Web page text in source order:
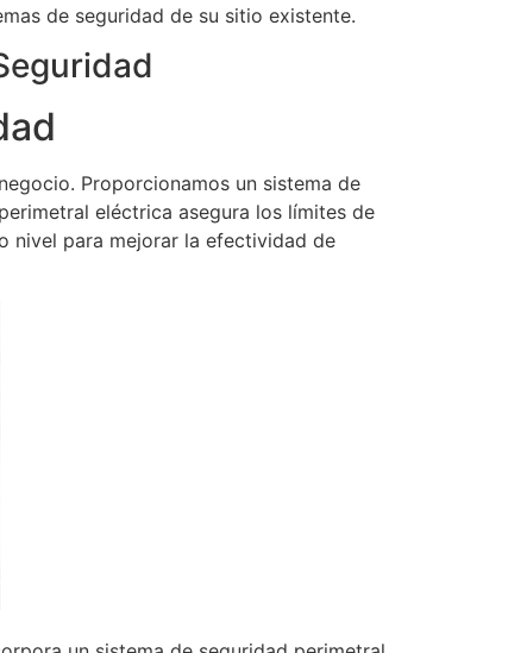
de seguridad de su sitio existente.
Proporcionamos un sistema de
eléctrica asegura los límites de
nivel para mejorar la efectividad de